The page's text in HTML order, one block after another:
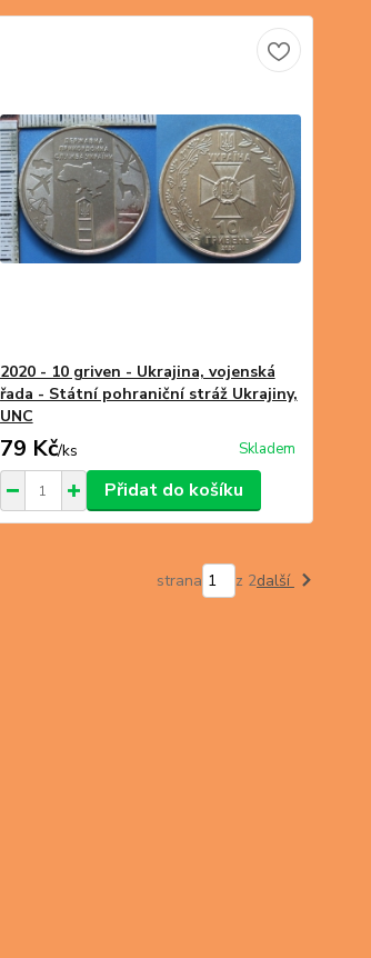
2020 - 10 griven - Ukrajina, vojenská
řada - Státní pohraniční stráž Ukrajiny,
UNC
79 Kč/ks Skladem
Přidat do košíku
strana z 2další